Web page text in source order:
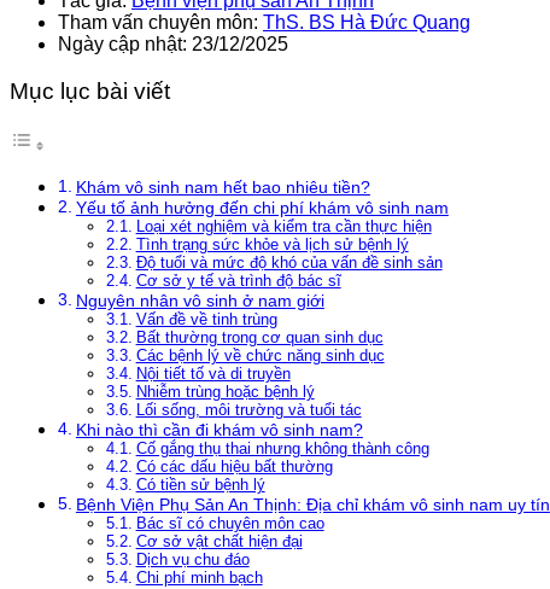
Tham vấn chuyên môn: ThS. BS Hà Đức Quang
Ngày cập nhật: 23/12/2025
Mục lục bài viết
Khám vô sinh nam hết bao nhiêu tiền?
Yếu tố ảnh hưởng đến chi phí khám vô sinh nam
Loại xét nghiệm và kiểm tra cần thực hiện
Tình trạng sức khỏe và lịch sử bệnh lý
Độ tuổi và mức độ khó của vấn đề sinh sản
Cơ sở y tế và trình độ bác sĩ
Nguyên nhân vô sinh ở nam giới
Vấn đề về tinh trùng
Bất thường trong cơ quan sinh dục
Các bệnh lý về chức năng sinh dục
Nội tiết tố và di truyền
Nhiễm trùng hoặc bệnh lý
Lối sống, môi trường và tuổi tác
Khi nào thì cần đi khám vô sinh nam?
Cố gắng thụ thai nhưng không thành công
Có các dấu hiệu bất thường
Có tiền sử bệnh lý
Bệnh Viện Phụ Sản An Thịnh: Địa chỉ khám vô sinh nam uy tín
Bác sĩ có chuyên môn cao
Cơ sở vật chất hiện đại
Dịch vụ chu đáo
Chi phí minh bạch